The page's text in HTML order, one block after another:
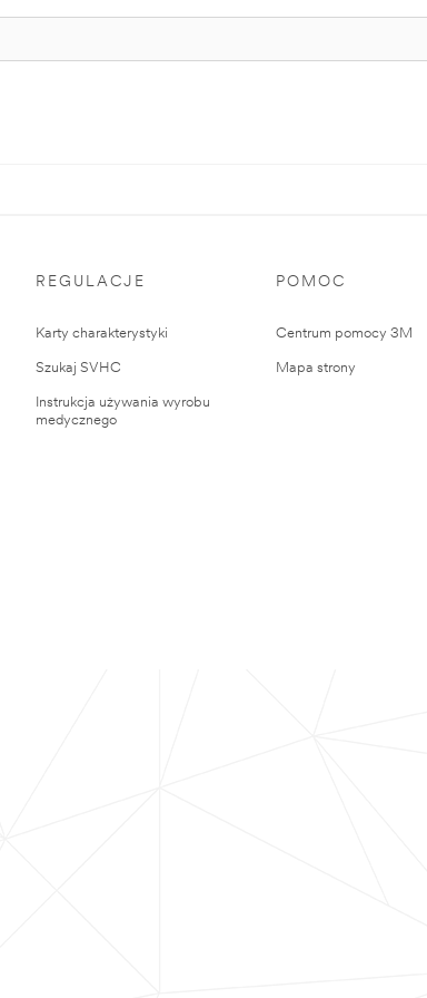
REGULACJE
Karty charakterystyki
Szukaj SVHC
Instrukcja używania wyrobu
medycznego
POMOC
Centrum pomocy 3M
Mapa strony